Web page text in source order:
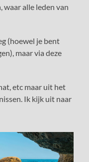
waar alle leden van
(hoewel je bent
maar via deze
etc maar uit het
Ik kijk uit naar